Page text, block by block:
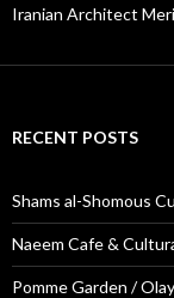
Iranian Architect
RECENT POSTS
Shams al-Shomous
Naeem Cafe &
Pomme Garden /